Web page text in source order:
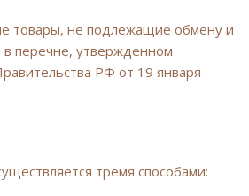
не подлежащие обмену и
в перечне, утвержденном
РФ от 19 января
тремя способами: